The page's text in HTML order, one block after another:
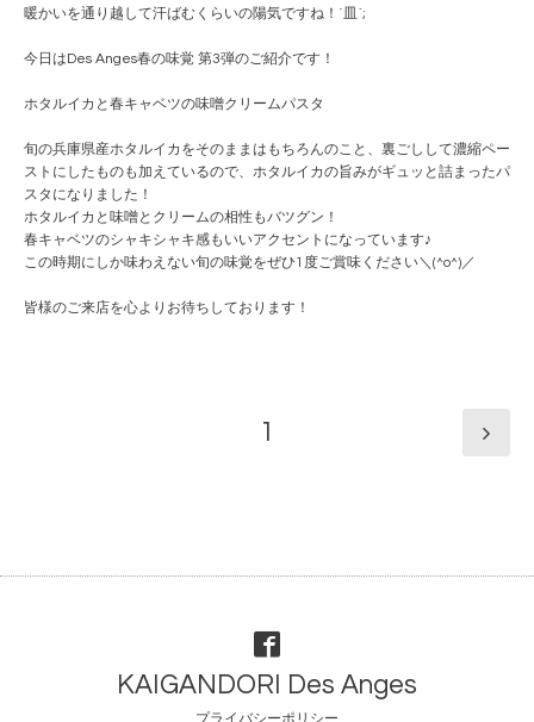
暖かいを通り越して汗ばむくらいの陽気ですね！´皿`;
今日はDes Anges春の味覚 第3弾のご紹介です！
ホタルイカと春キャベツの味噌クリームパスタ
旬の兵庫県産ホタルイカをそのままはもちろんのこと、裏ごしして濃縮ペー
ストにしたものも加えているので、ホタ ルイカの旨みがギュッと詰まったパ
スタになりました！
ホタルイカと味噌とクリームの相性もバツグン！
春キャベツのシャキシャキ感もいいアクセントになっています♪
この時期にしか味わえない旬の味覚をぜひ1度ご賞味ください＼(^o^)／
皆様のご来店を心よりお待ちしております！
1
KAIGANDORI Des Anges
プライバシーポリシー